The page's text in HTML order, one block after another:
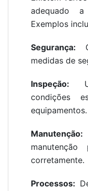
adequado a
Exemplos
Segurança:
medidas de
Inspeção:
condições
equipamentos.
Manutenção:
manutenção
corretamente.
Processos: